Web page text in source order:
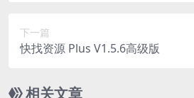
下一篇
快找资源 Plus V1.5.6高级版
相关文章